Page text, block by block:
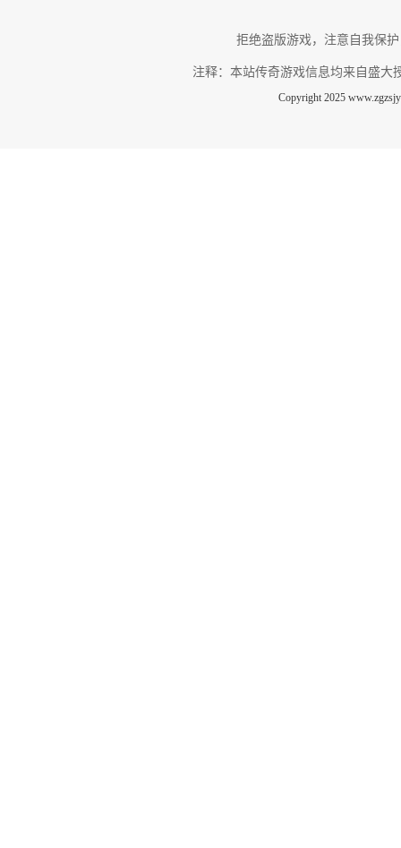
拒绝盗版游戏，注意自我保
注释：本站传奇游戏信息均来自盛大
Copyright 2025